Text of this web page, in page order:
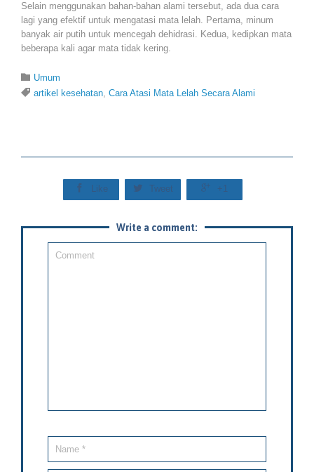
Selain menggunakan bahan-bahan alami tersebut, ada dua cara
lagi yang efektif untuk mengatasi mata lelah. Pertama, minum
banyak air putih untuk mencegah dehidrasi. Kedua, kedipkan mata
beberapa kali agar mata tidak kering.
 Category
Umum
 Tags
artikel kesehatan, Cara Atasi Mata Lelah Secara Alami
 Like  Tweet  +1
Write a comment: